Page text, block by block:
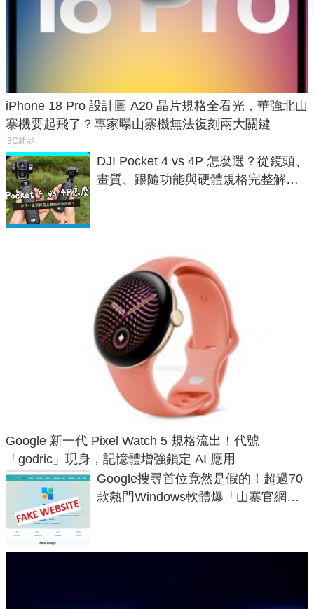
iPhone 18 Pro 設計圖 A20 晶片規格全看光，華強北山
寨機要起飛了？專家曝山寨機無法復刻兩大關鍵
3C新品
DJI Pocket 4 vs 4P 怎麼選？從鏡頭、
畫質、跟隨功能與硬體規格完整解
Google 新一代 Pixel Watch 5 規格流出！代號
「godric」現身，記憶體增強鎖定 AI 應用
Google搜尋首位竟然是假的！超過70
款熱門Windows軟體爆「山寨官網」